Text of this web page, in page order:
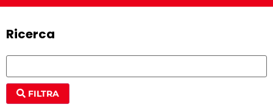
Ricerca
FILTRA